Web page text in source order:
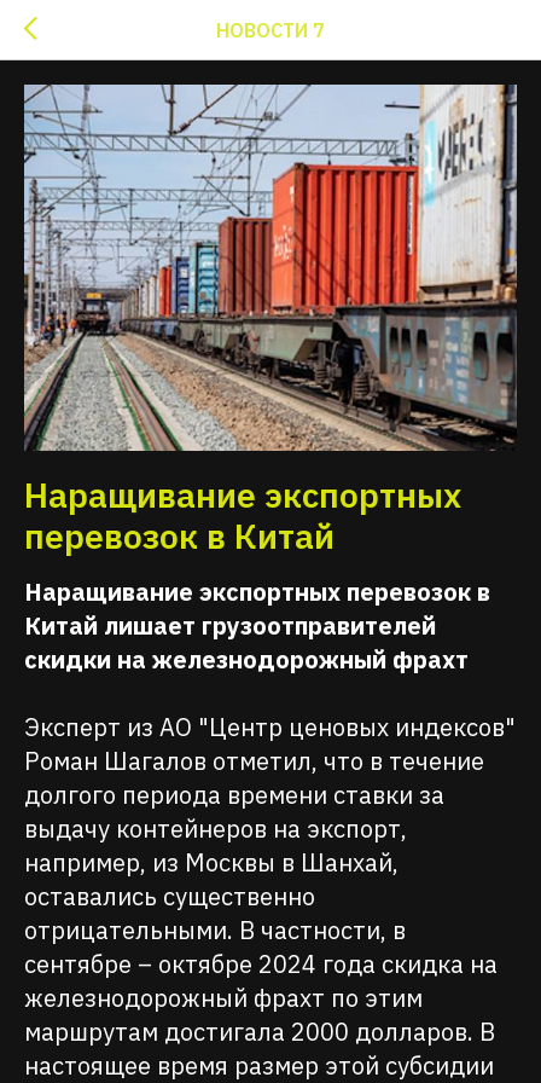
НОВОСТИ 7
Наращивание экспортных
перевозок в Китай
Наращивание экспортных перевозок в
Китай лишает грузоотправителей
скидки на железнодорожный фрахт
Эксперт из АО "Центр ценовых индексов"
Роман Шагалов отметил, что в течение
долгого периода времени ставки за
выдачу контейнеров на экспорт,
например, из Москвы в Шанхай,
оставались существенно
отрицательными. В частности, в
сентябре – октябре 2024 года скидка на
железнодорожный фрахт по этим
маршрутам достигала 2000 долларов. В
настоящее время размер этой субсидии